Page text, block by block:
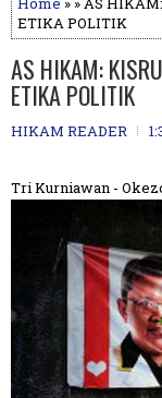
ETIKA POLITIK
AS HIKAM:
ETIKA POLITIK
HIKAM READER
Tri Kurniawan -